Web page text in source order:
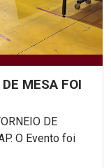
MESA FOI
DE
foi